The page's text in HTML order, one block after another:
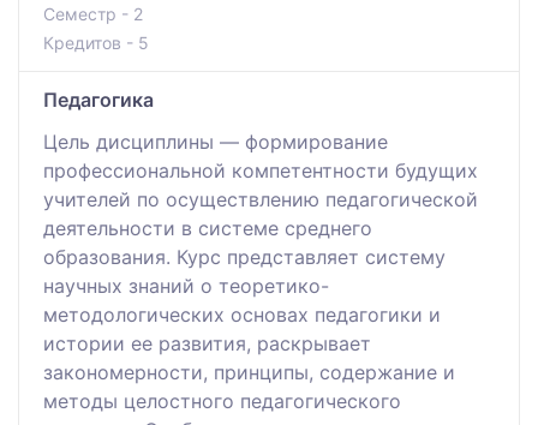
Семестр - 2
Кредитов - 5
Педагогика
Цель дисциплины — формирование
профессиональной компетентности будущих
учителей по осуществлению педагогической
деятельности в системе среднего
образования. Курс представляет систему
научных знаний о теоретико-
методологических основах педагогики и
истории ее развития, раскрывает
закономерности, принципы, содержание и
методы целостного педагогического